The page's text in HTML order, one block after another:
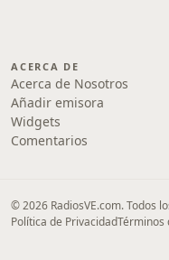
ACERCA DE
Acerca de Nosotros
Añadir emisora
Widgets
Comentarios
© 2026 RadiosVE.com. Todos
Política de PrivacidadTérminos